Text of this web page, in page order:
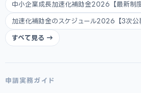
中小企業成長加速化補助金2026【最新制度
加速化補助金のスケジュール2026【3次公
すべて見る →
申請実務ガイド